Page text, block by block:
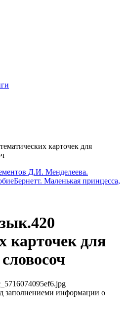
карточек для
Д.И. Менделеева.
Бернетт. Маленькая принцесса,
карточек для
заполнениеми информации о